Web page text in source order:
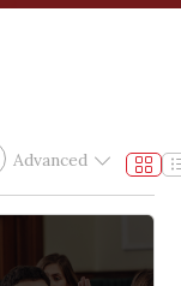
Advanced